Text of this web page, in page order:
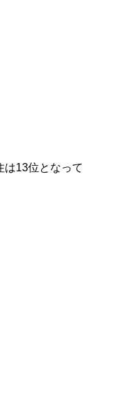
は13位となって